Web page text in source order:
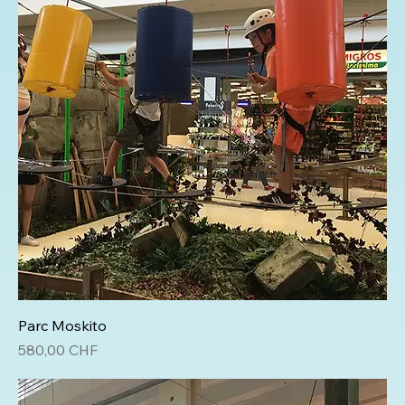
Parc Moskito
Prix
580,00 CHF